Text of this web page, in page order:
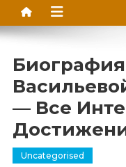
— Все
Uncategorised